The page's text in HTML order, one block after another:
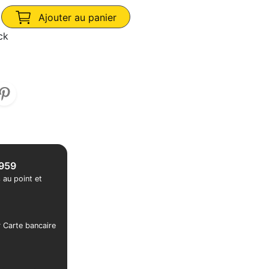
Ajouter au panier
au point et
Carte bancaire